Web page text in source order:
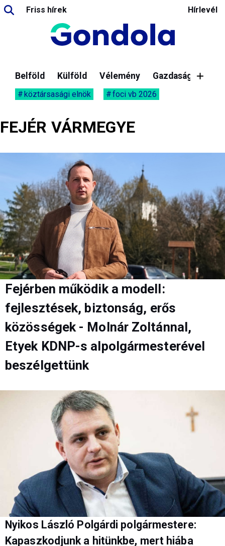
Friss hírek Hírlevél
Belföld Külföld Vélemény Gazdaság
köztársasági elnök foci vb 2026
FEJÉR VÁRMEGYE
Fejérben működik a modell:
fejlesztések, biztonság, erős
közösségek - Molnár Zoltánnal,
Etyek KDNP-s alpolgármesterével
beszélgettünk
Nyikos László Polgárdi polgármestere:
Kapaszkodjunk a hitünkbe, mert hiába